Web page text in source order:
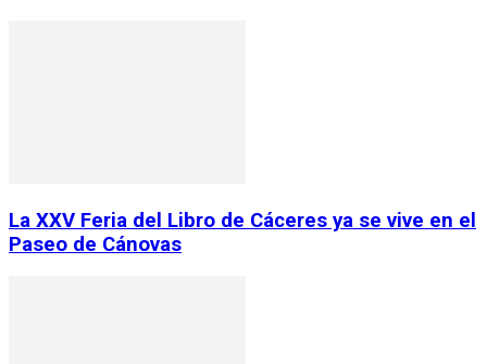
La XXV Feria del Libro de Cáceres ya se vive en el
Paseo de Cánovas